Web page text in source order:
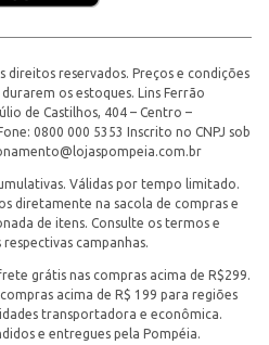
direitos reservados. Preços e condições
os estoques. Lins Ferrão
de Castilhos, 404 – Centro –
0800 000 5353 Inscrito no CNPJ sob
Válidas por tempo limitado.
diretamente na sacola de compras e
de itens. Consulte os termos e
campanhas.
grátis nas compras acima de R$299.
acima de R$ 199 para regiões
transportadora e econômica.
e entregues pela Pompéia.